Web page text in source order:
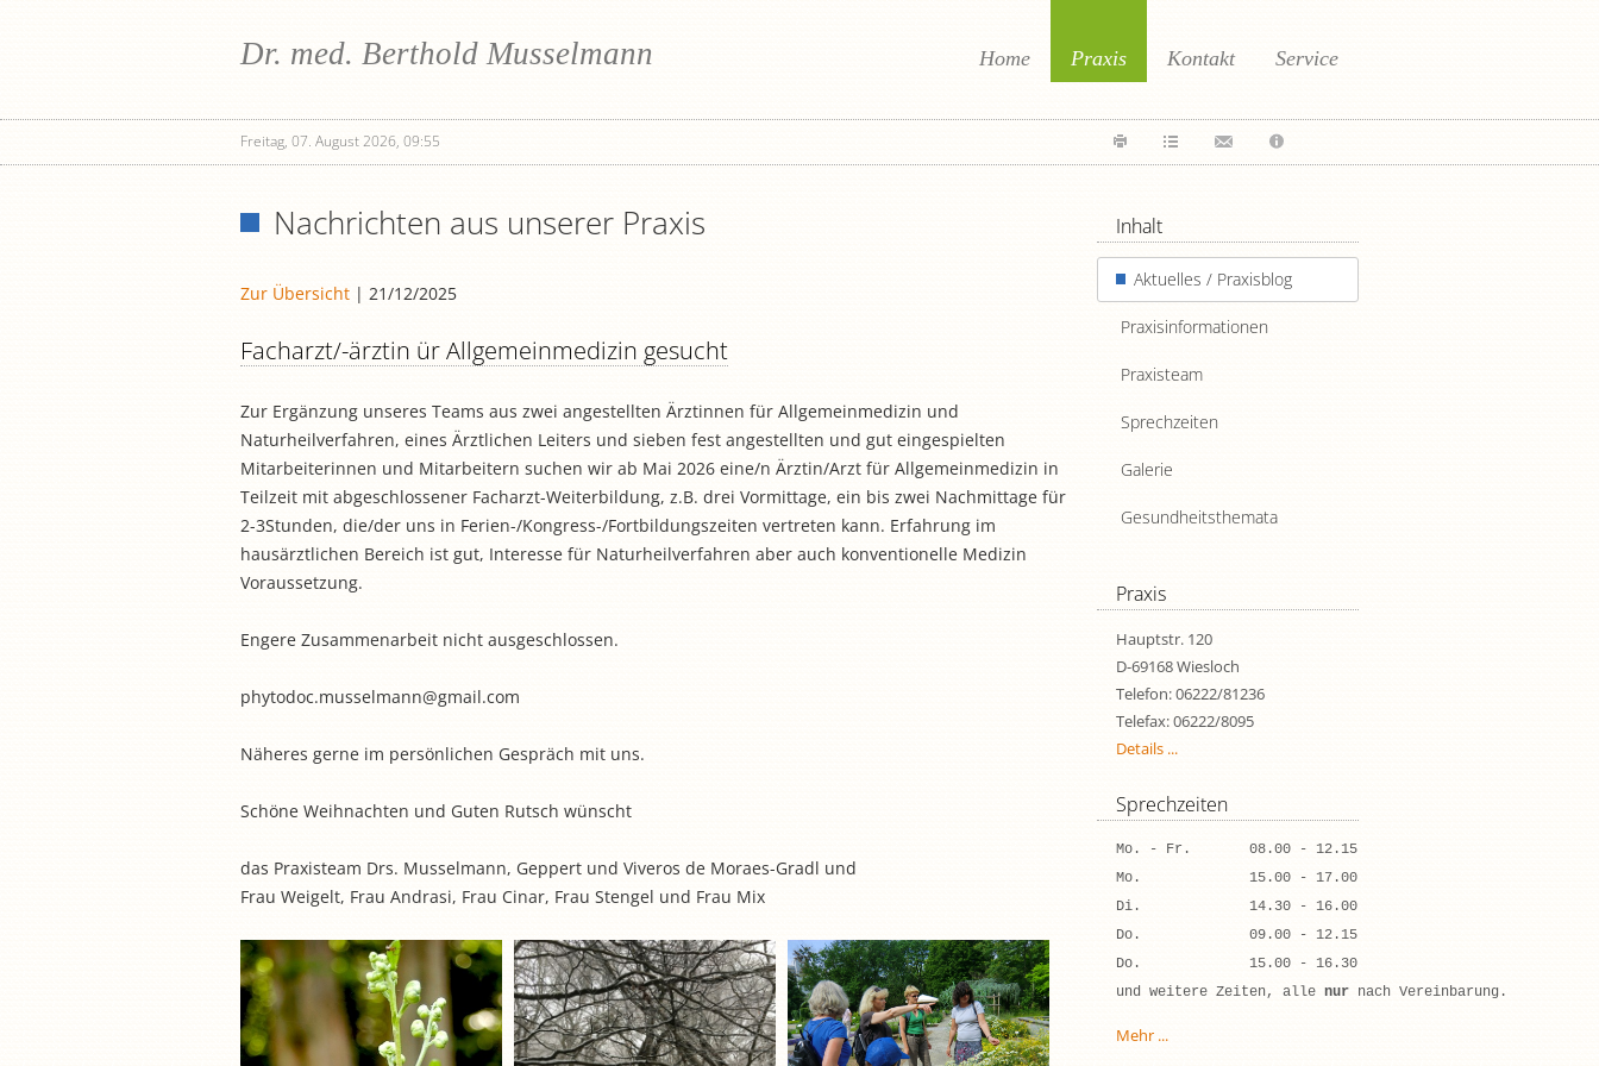
Dr. med. Berthold Musselmann Service
Kontakt
Praxis
Home
Freitag, 07. August 2026, 09:55
Nachrichten aus unserer Praxis
Zur Übersicht | 21/12/2025
Facharzt/-ärztin ür Allgemeinmedizin gesucht
Zur Ergänzung unseres Teams aus zwei angestellten Ärztinnen für Allgemeinmedizin und
Naturheilverfahren, eines Ärztlichen Leiters und sieben fest angestellten und gut eingespielten
Mitarbeiterinnen und Mitarbeitern suchen wir ab Mai 2026 eine/n Ärztin/Arzt für Allgemeinmedizin in
Teilzeit mit abgeschlossener Facharzt-Weiterbildung, z.B. drei Vormittage, ein bis zwei Nachmittage für
2-3Stunden, die/der uns in Ferien-/Kongress-/Fortbildungszeiten vertreten kann. Erfahrung im
hausärztlichen Bereich ist gut, Interesse für Naturheilverfahren aber auch konventionelle Medizin
Voraussetzung.
Engere Zusammenarbeit nicht ausgeschlossen.
phytodoc.musselmann@gmail.com
Näheres gerne im persönlichen Gespräch mit uns.
Schöne Weihnachten und Guten Rutsch wünscht
das Praxisteam Drs. Musselmann, Geppert und Viveros de Moraes-Gradl und
Frau Weigelt, Frau Andrasi, Frau Cinar, Frau Stengel und Frau Mix
Inhalt
Aktuelles / Praxisblog
Praxisinformationen
Praxisteam
Sprechzeiten
Galerie
Gesundheitsthemata
Praxis
Hauptstr. 120
D-69168 Wiesloch
Telefon: 06222/81236
Telefax: 06222/8095
Details ...
Sprechzeiten
Mo. - Fr.       08.00 - 12.15
Mo.             15.00 - 17.00
Di.             14.30 - 16.00
Do.             09.00 - 12.15
Do.             15.00 - 16.30
und weitere Zeiten, alle nur nach Vereinbarung.
Mehr ...